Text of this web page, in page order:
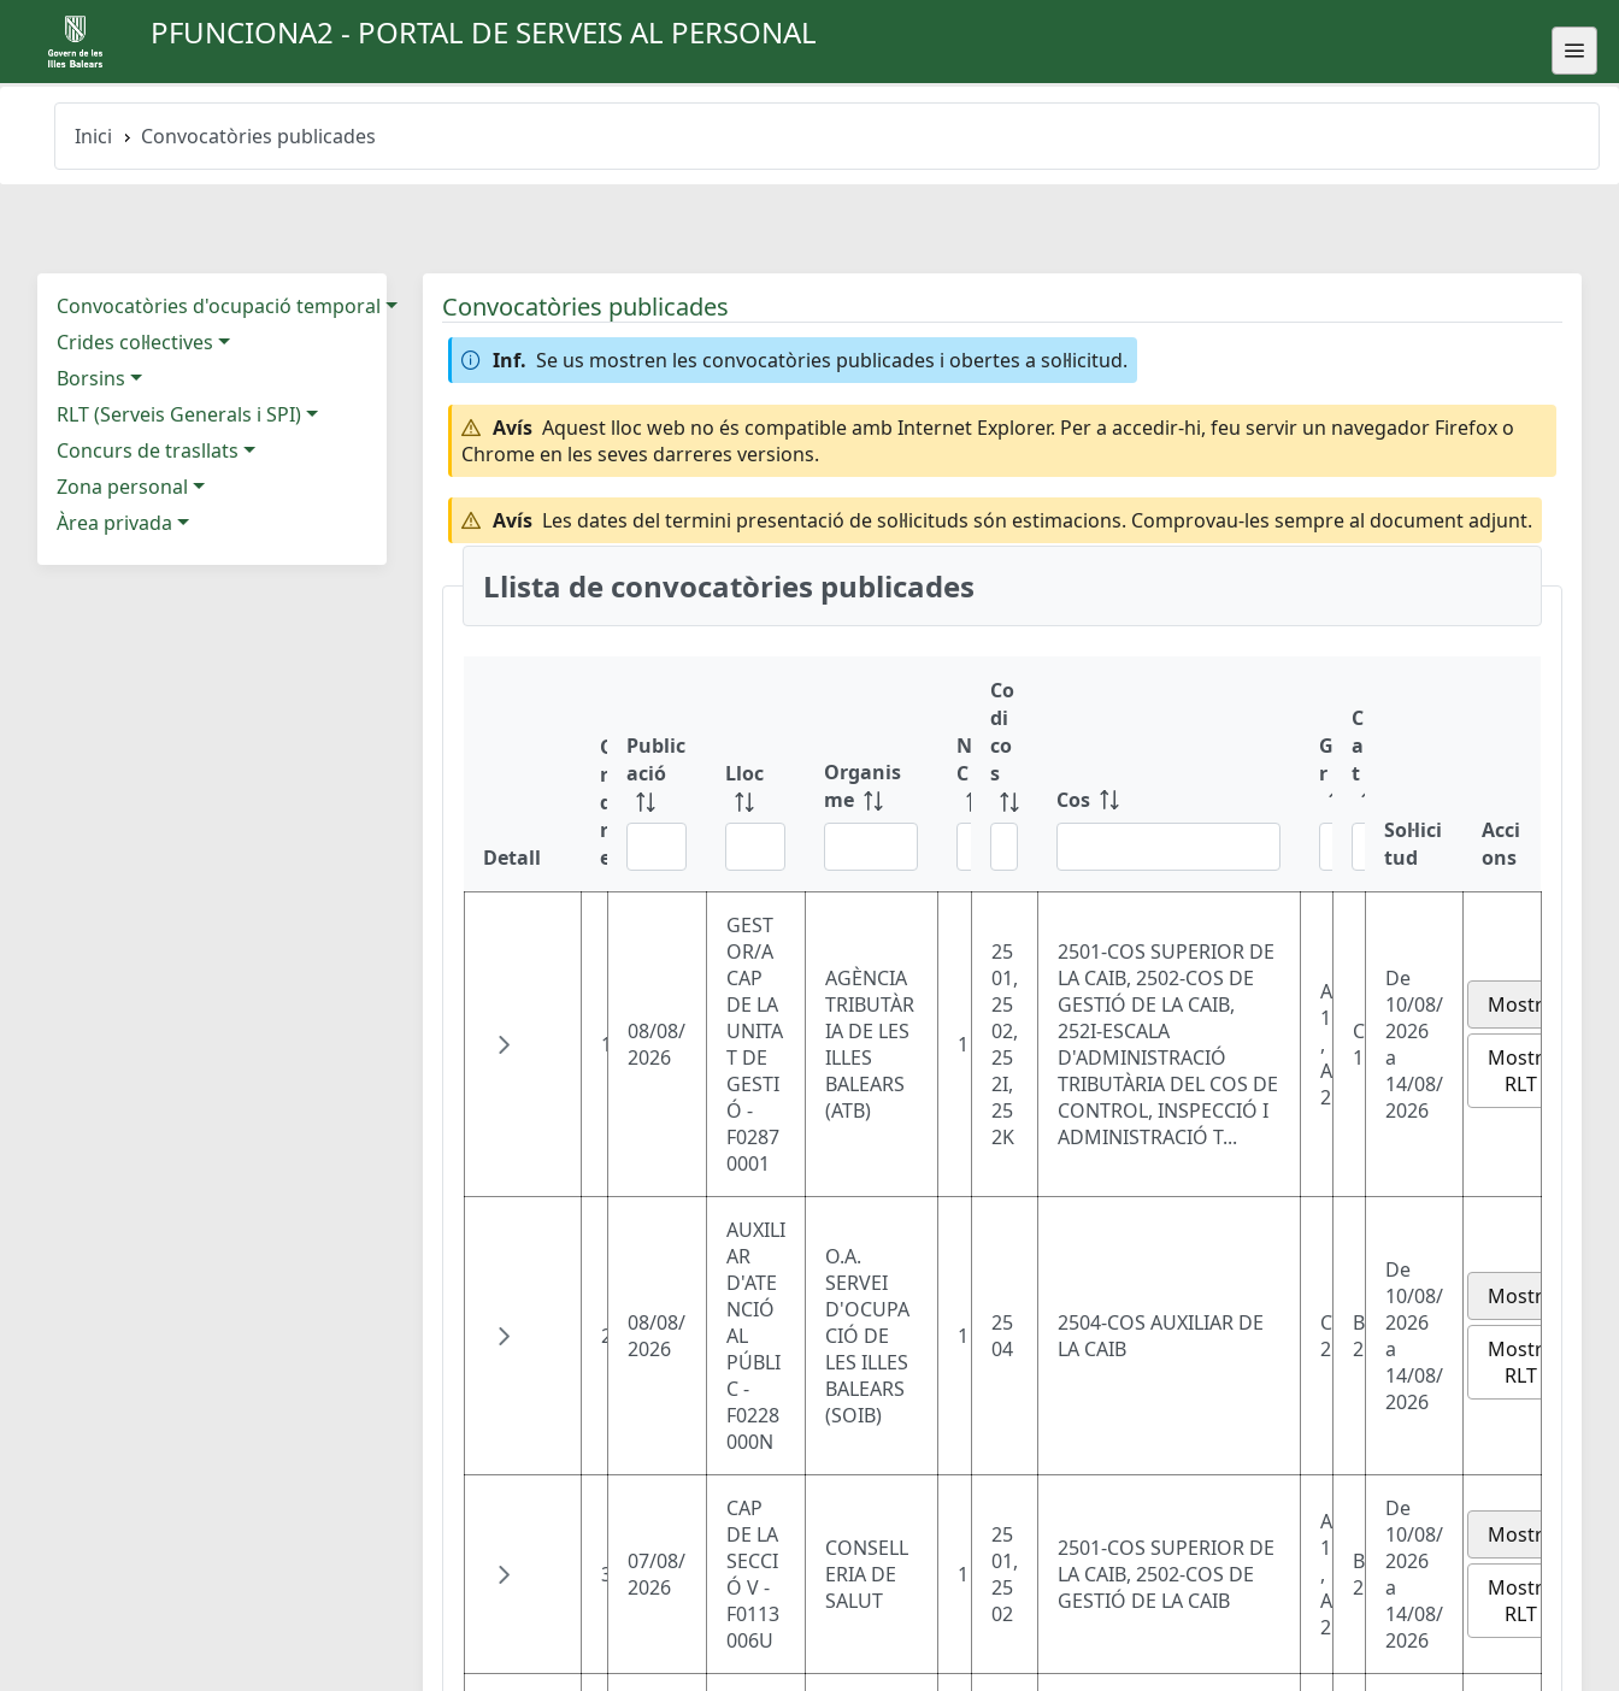
PFUNCIONA2 - PORTAL DE SERVEIS AL PERSONAL
Inici Convocatòries publicades
Convocatòries d'ocupació temporal
Crides col·lectives
Borsins
RLT (Serveis Generals i SPI)
Concurs de trasllats
Zona personal
Àrea privada
Convocatòries publicades
Inf. Se us mostren les convocatòries publicades i obertes a sol·licitud.
Avís Aquest lloc web no és compatible amb Internet Explorer. Per a accedir-hi, feu servir un navegador Firefox o
Chrome en les seves darreres versions.
Avís Les dates del termini presentació de sol·licituds són estimacions. Comprovau-les sempre al document adjunt.
Llista de convocatòries publicades
Detall
O
r
d
r
e
Public
ació
Lloc
Organis
me
N
C
Co
di
co
s
Cos
G
r
C
a
t
Sol·lici
tud
Acci
ons
1
08/08/
2026
GEST
OR/A
CAP
DE LA
UNITA
T DE
GESTI
Ó -
F0287
0001
AGÈNCIA
TRIBUTÀR
IA DE LES
ILLES
BALEARS
(ATB)
1
25
01,
25
02,
25
2I,
25
2K
2501-COS SUPERIOR DE
LA CAIB, 2502-COS DE
GESTIÓ DE LA CAIB,
252I-ESCALA
D'ADMINISTRACIÓ
TRIBUTÀRIA DEL COS DE
CONTROL, INSPECCIÓ I
ADMINISTRACIÓ T...
A
1
,
A
2
C
1
De
10/08/
2026
a
14/08/
2026
Mostra
Mostra
RLT
2
08/08/
2026
AUXILI
AR
D'ATE
NCIÓ
AL
PÚBLI
C -
F0228
000N
O.A.
SERVEI
D'OCUPA
CIÓ DE
LES ILLES
BALEARS
(SOIB)
1
25
04
2504-COS AUXILIAR DE
LA CAIB
C
2
B
2
De
10/08/
2026
a
14/08/
2026
Mostra
Mostra
RLT
3
07/08/
2026
CAP
DE LA
SECCI
Ó V -
F0113
006U
CONSELL
ERIA DE
SALUT
1
25
01,
25
02
2501-COS SUPERIOR DE
LA CAIB, 2502-COS DE
GESTIÓ DE LA CAIB
A
1
,
A
2
B
2
De
10/08/
2026
a
14/08/
2026
Mostra
Mostra
RLT